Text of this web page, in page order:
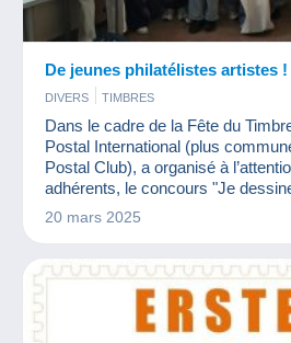
De jeunes philatélistes artistes !
DIVERS TIMBRES
Dans le cadre de la Fête du
Postal International (plus
Postal Club), a organisé à
adhérents, le concours "Je dessine un
thème " jongleurs et acrobates ".
20 mars 2025